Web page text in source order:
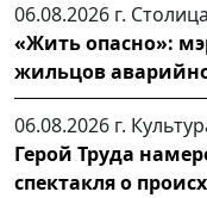
06.08.2026 г. Столица
«Жить опасно»:
жильцов
06.08.2026 г.
Герой Труда
спектакля о